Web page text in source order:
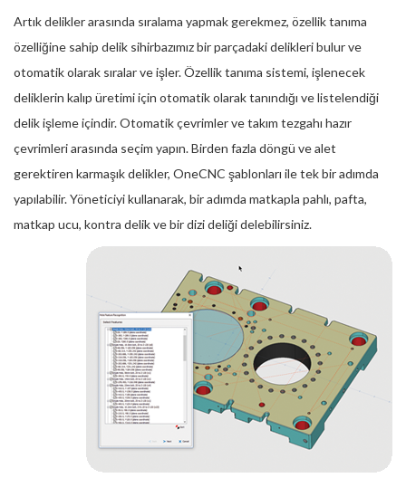
Artık delikler arasında sıralama yapmak gerekmez, özellik tanıma
özelliğine sahip delik sihirbazımız bir parçadaki delikleri bulur ve
otomatik olarak sıralar ve işler. Özellik tanıma sistemi, işlenecek
deliklerin kalıp üretimi için otomatik olarak tanındığı ve listelendiği
delik işleme içindir. Otomatik çevrimler ve takım tezgahı hazır
çevrimleri arasında seçim yapın. Birden fazla döngü ve alet
gerektiren karmaşık delikler, OneCNC şablonları ile tek bir adımda
yapılabilir. Yöneticiyi kullanarak, bir adımda matkapla pahlı, pafta,
matkap ucu, kontra delik ve bir dizi deliği delebilirsiniz.